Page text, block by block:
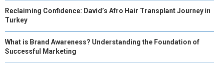
Reclaiming Confidence: David’s Afro Hair Transplant Journey in
Turkey
What is Brand Awareness? Understanding the Foundation of
Successful Marketing